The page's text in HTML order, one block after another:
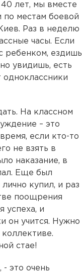
лет, мы вместе
по местам боевой
Раз в неделю
часы. Если
ребенком, ездишь
увидишь, есть
одноклассники
На классном
– это
если кто-то
не взять в
наказание, в
Еще был
купил, и раз
поощрения
успеха, и
он учится. Нужно
стае!
- это очень